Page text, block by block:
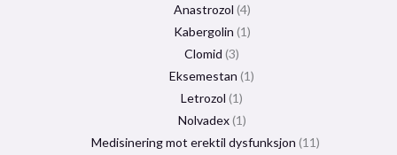
Anastrozol 4
Kabergolin 1
Clomid 3
Eksemestan 1
Letrozol 1
Nolvadex 1
Medisinering mot erektil dysfunksjon 11